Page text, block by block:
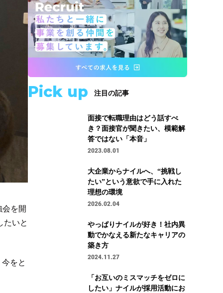
会を開
たいと
をと
Pick up 注目の記事
面接で転職理由はどう話すべ
き？面接官が聞きたい、模範解
答ではない「本音」
2023.08.01
大企業からナイルへ、“挑戦し
たい”という意欲で手に入れた
理想の環境
2026.02.04
やっぱりナイルが好き！社内異
動でかなえる新たなキャリアの
築き方
2024.11.27
「お互いのミスマッチをゼロに
したい」ナイルが採用活動にお